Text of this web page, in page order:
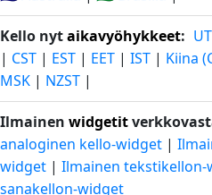
Kello nytaikavyöhykkeet:
| CST | EST | EET | IST | Kiina
MSK | NZST |
Ilmainen widgetit
analoginen kello-widget |
widget | Ilmainen tekstikellon-
sanakellon-widget